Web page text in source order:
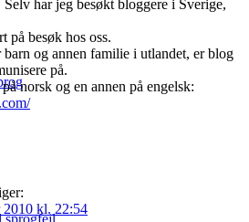
sprogfejl
Selv har jeg besøkt bloggere i Sverige,
på besøk hos oss.
og annen familie i utlandet, er blog
på.
norsk og en annen på engelsk:
2010 kl. 22:54